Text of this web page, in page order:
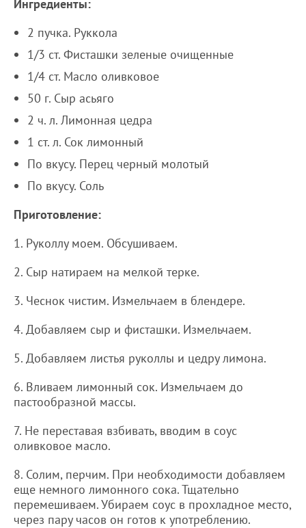
Ингредиенты:
2 пучка. Руккола
1/3 ст. Фисташки зеленые очищенные
1/4 ст. Масло оливковое
50 г. Сыр асьяго
2 ч. л. Лимонная цедра
1 ст. л. Сок лимонный
По вкусу. Перец черный молотый
По вкусу. Соль
Приготовление:
1. Руколлу моем. Обсушиваем.
2. Сыр натираем на мелкой терке.
3. Чеснок чистим. Измельчаем в блендере.
4. Добавляем сыр и фисташки. Измельчаем.
5. Добавляем листья руколлы и цедру лимона.
6. Вливаем лимонный сок. Измельчаем до
пастообразной массы.
7. Не переставая взбивать, вводим в соус
оливковое масло.
8. Солим, перчим. При необходимости добавляем
еще немного лимонного сока. Тщательно
перемешиваем. Убираем соус в прохладное место,
через пару часов он готов к употреблению.